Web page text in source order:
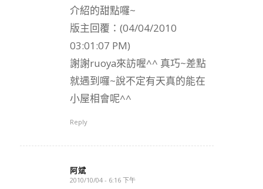
介紹的甜點囉~
版主回覆：(04/04/2010
03:01:07 PM)
謝謝ruoya來訪喔^^ 真巧~差點
就遇到囉~說不定有天真的能在
小屋相會呢^^
Reply
阿斌
says:
2010/10/04 - 6:16 下午